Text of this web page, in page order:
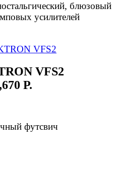
блюзовый
усилителей
VFS2
Р.
футсвич